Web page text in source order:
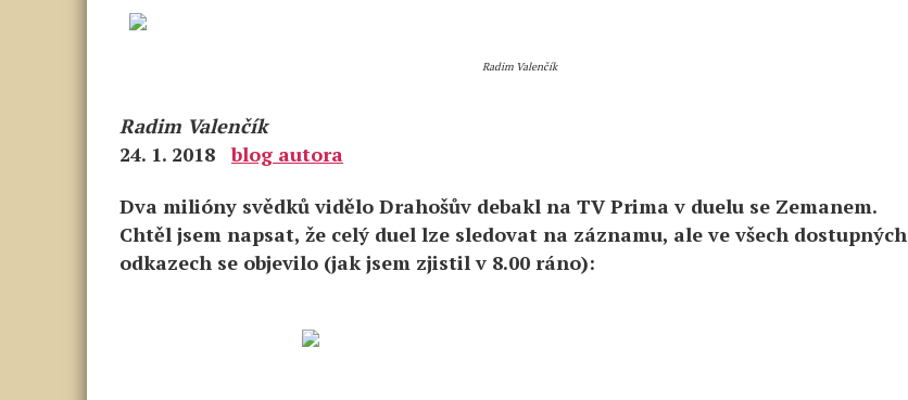
Radim Valenčík
Radim Valenčík
24. 1. 2018blog autora
Dva milióny svědků vidělo Drahošův debakl na TV Prima v duelu se Zemanem.
Chtěl jsem napsat, že celý duel lze sledovat na záznamu, ale ve všech dostupných
odkazech se objevilo (jak jsem zjistil v 8.00 ráno):